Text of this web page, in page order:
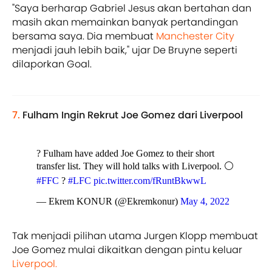
"Saya berharap Gabriel Jesus akan bertahan dan
masih akan memainkan banyak pertandingan
bersama saya. Dia membuat Manchester City
menjadi jauh lebih baik," ujar De Bruyne seperti
dilaporkan Goal.
7. Fulham Ingin Rekrut Joe Gomez dari Liverpool
? Fulham have added Joe Gomez to their short
transfer list. They will hold talks with Liverpool. ⚪
#FFC ? #LFC pic.twitter.com/fRuntBkwwL
— Ekrem KONUR (@Ekremkonur) May 4, 2022
Tak menjadi pilihan utama Jurgen Klopp membuat
Joe Gomez mulai dikaitkan dengan pintu keluar
Liverpool.